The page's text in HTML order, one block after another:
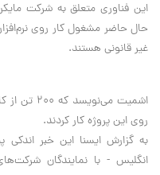
این فناوری متعلق به شرکت
حال حاضر مشغول کار روی
غیر قانونی هستند.
اشمیت
روی این پروژه کار کردند.
به گزارش ایسنا این خبر
انگلیس - با نمایندگان